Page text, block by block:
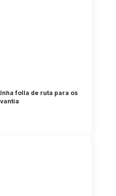
folla de ruta para os